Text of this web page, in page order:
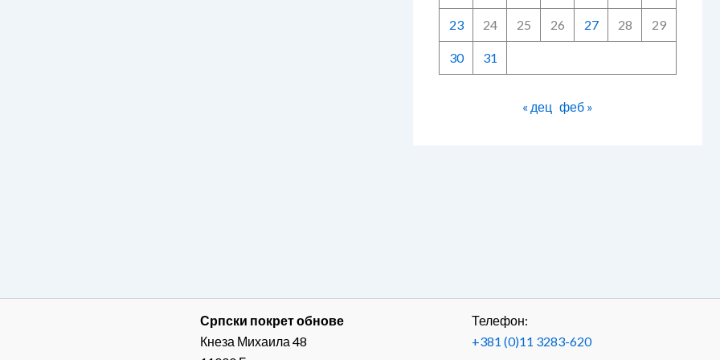
23 24 25 26 27 28 29
30 31
« дец феб »
Српски покрет обнове
Кнеза Михаила 48
Телефон:
+381 (0)11 3283-620